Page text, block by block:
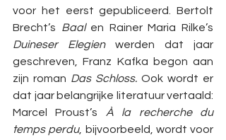
voor het eerst gepubliceerd. Bertolt
Brecht’s Baal
Duineser Elegien werden dat jaar
geschreven, Franz Kafka begon aan
zijn roman Das Schloss. Ook wordt er
dat jaar belangrijke literatuur vertaald:
Marcel Proust’s À la recherche du
temps perdu, bijvoorbeeld, wordt voor